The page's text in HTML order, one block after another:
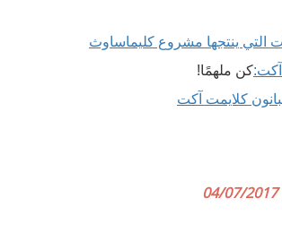
التي ينتجها مشروع كليماساوث
كن ملهمًا!
كلايمت آكت